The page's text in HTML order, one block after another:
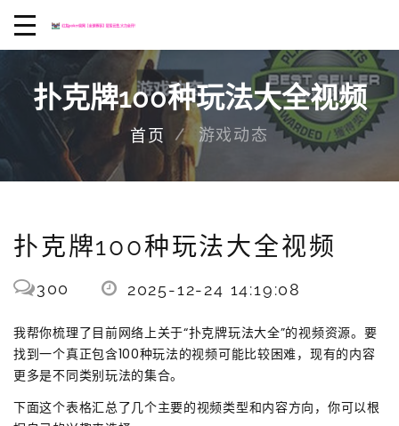
扑克牌100种玩法大全视频
首页 游戏动态
扑克牌100种玩法大全视频
300 2025-12-24 14:19:08
我帮你梳理了目前网络上关于“扑克牌玩法大全”的视频资源。要
找到一个真正包含100种玩法的视频可能比较困难，现有的内容
更多是不同类别玩法的集合。
下面这个表格汇总了几个主要的视频类型和内容方向，你可以根